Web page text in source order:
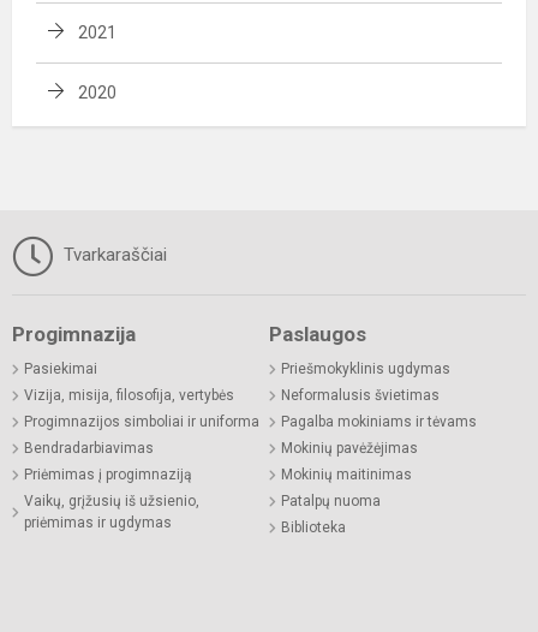
2021
2020
Tvarkaraščiai
Progimnazija
Pasiekimai
Vizija, misija, filosofija, vertybės
Progimnazijos simboliai ir uniforma
Bendradarbiavimas
Priėmimas į progimnaziją
Vaikų, grįžusių iš užsienio,
priėmimas ir ugdymas
Paslaugos
Priešmokyklinis ugdymas
Neformalusis švietimas
Pagalba mokiniams ir tėvams
Mokinių pavėžėjimas
Mokinių maitinimas
Patalpų nuoma
Biblioteka